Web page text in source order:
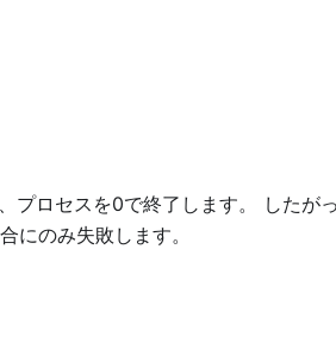
プロセスを0で終了します。 したが
にのみ失敗します。